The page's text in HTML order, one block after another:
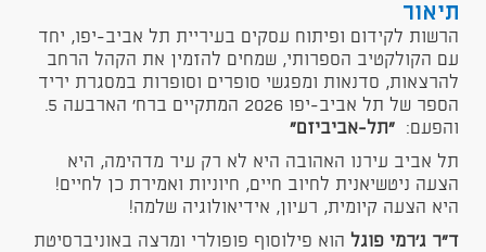
תיאור
​הרשות לקידום ופיתוח עסקים בעיריית תל אביב-יפו, יחד
עם הקולקטיב הספרותי, שמחים להזמין את הקהל הרחב
להרצאות, סדנאות ומפגשי סופרים וסופרות במסגרת יריד
הספר של תל אביב-יפו 2026 המתקיים ברח' הארבעה 5.​
והפעם: "תל-אביביזם"
תל אביב עירנו האהובה היא לא רק עיר מדהימה, היא
הצעה ניטשיאנית לחיוב חיים, חיוניות ואמירת כן לחיים!
היא הצעה קיומית, רעיון, אידיאולוגיה שלמה!
ד"ר ג'רמי פוגל הוא פילוסוף פופולרי ומרצה באוניברסיטת